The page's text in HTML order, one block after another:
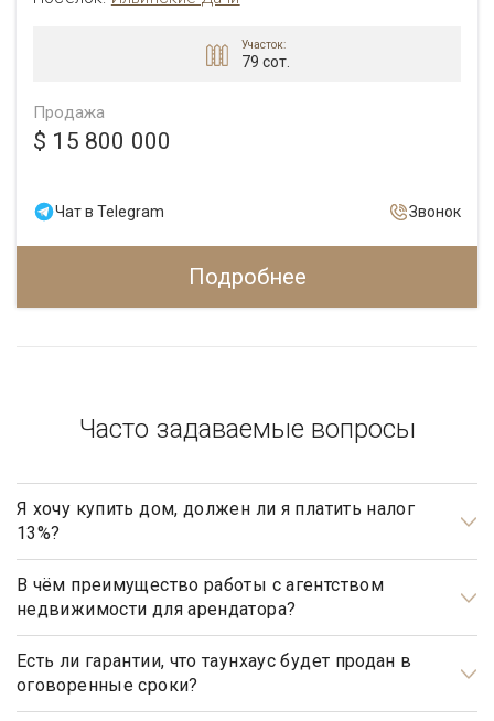
Участок:
79 сот.
Продажа
$ 15 800 000
Чат в Telegram Звонок
Подробнее
Часто задаваемые вопросы
Я хочу купить дом, должен ли я платить налог
13%?
Нет, не должны. Платить налог 13% будет только продавец,
налог рассчитывается на прибыль.
В чём преимущество работы с агентством
недвижимости для арендатора?
Арендаторы элитной недвижимости почти всегда очень
занятые люди, у которых абсолютно нет времени на поиски
подходящего им дома. Обращаясь в агентство элитной
недвижимости «Garda Estate», арендатору гарантирован
Есть ли гарантии, что таунхаус будет продан в
оговоренные сроки?
Да, агентство элитной недвижимости «Garda Estate»